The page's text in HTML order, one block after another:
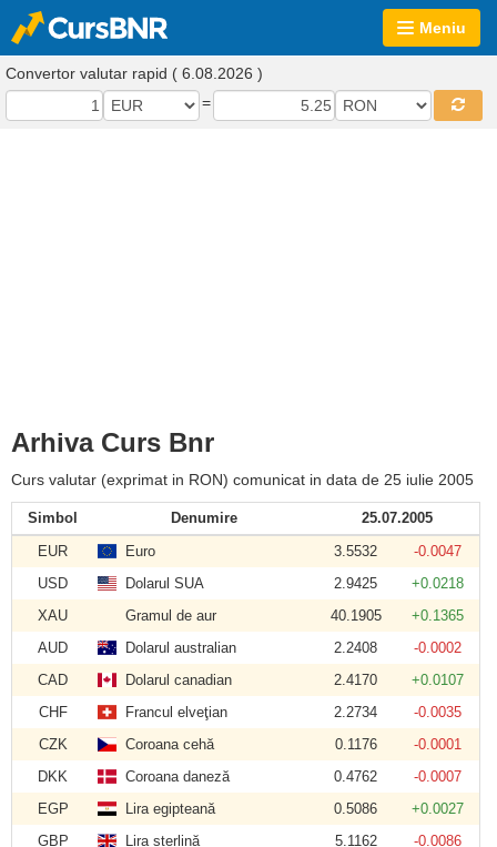
Meniu
Convertor valutar rapid ( 6.08.2026 )
=
Arhiva Curs Bnr
Curs valutar (exprimat in RON) comunicat in data de 25 iulie 2005
Simbol Denumire
25.07.2005
EUR
Euro 3.5532
-0.0047
USD
Dolarul SUA 2.9425
+0.0218
XAU
Gramul de aur 40.1905
+0.1365
AUD
Dolarul australian 2.2408
-0.0002
CAD
Dolarul canadian 2.4170
+0.0107
CHF
Francul elveţian 2.2734
-0.0035
CZK
Coroana cehă 0.1176
-0.0001
DKK
Coroana daneză 0.4762
-0.0007
EGP
Lira egipteană 0.5086
+0.0027
GBP
Lira sterlină 5.1162
-0.0086